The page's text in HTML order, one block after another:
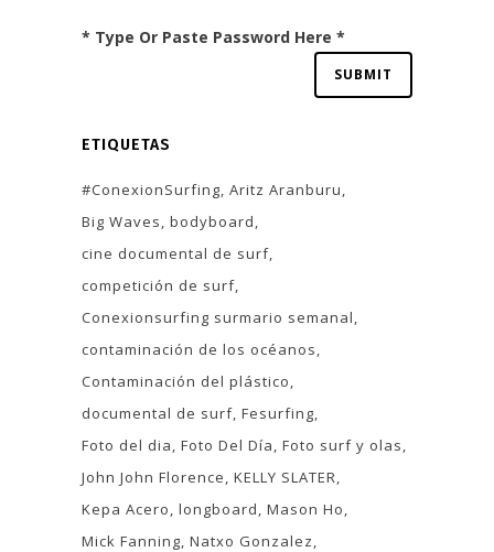
* Type Or Paste Password Here *
ETIQUETAS
#ConexionSurfing Aritz Aranburu
Big Waves bodyboard
cine documental de surf
competición de surf
Conexionsurfing surmario semanal
contaminación de los océanos
Contaminación del plástico
documental de surf Fesurfing
Foto del dia Foto Del Día Foto surf y olas
John John Florence KELLY SLATER
Kepa Acero longboard Mason Ho
Mick Fanning Natxo Gonzalez